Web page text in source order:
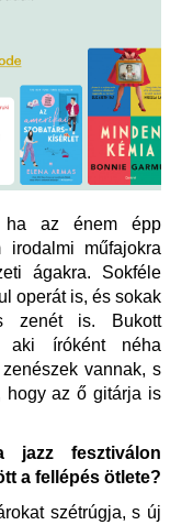
ha az énem épp
műfajokra
ágakra. Sokféle
operát is, és sokak
zenét is. Bukott
aki íróként néha
vannak, s
hogy az ő gitárja is
jazz fesztiválon
a fellépés ötlete?
szétrúgja, s új